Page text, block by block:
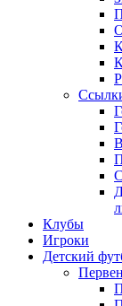
Клубы
Игроки
Детский